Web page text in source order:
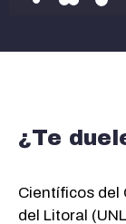
¿Te
Científicos del
del Litoral